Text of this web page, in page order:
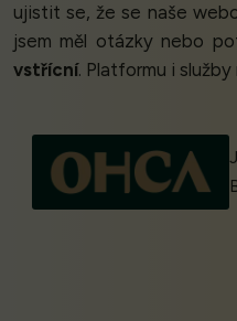
ujistit se, že se naše
jsem měl otázky nebo
vstřícní. Platformu i